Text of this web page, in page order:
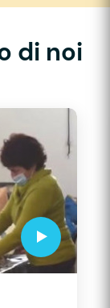
di noi